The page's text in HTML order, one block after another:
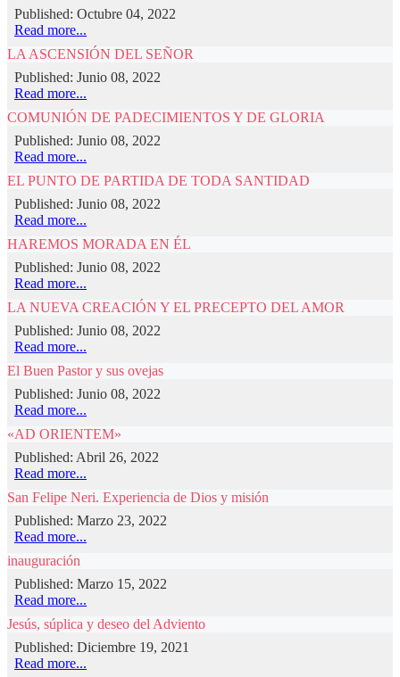
Published: Octubre 04, 2022
Read more...
LA ASCENSIÓN DEL SEÑOR
Published: Junio 08, 2022
Read more...
COMUNIÓN DE PADECIMIENTOS Y DE GLORIA
Published: Junio 08, 2022
Read more...
EL PUNTO DE PARTIDA DE TODA SANTIDAD
Published: Junio 08, 2022
Read more...
HAREMOS MORADA EN ÉL
Published: Junio 08, 2022
Read more...
LA NUEVA CREACIÓN Y EL PRECEPTO DEL AMOR
Published: Junio 08, 2022
Read more...
El Buen Pastor y sus ovejas
Published: Junio 08, 2022
Read more...
«AD ORIENTEM»
Published: Abril 26, 2022
Read more...
San Felipe Neri. Experiencia de Dios y misión
Published: Marzo 23, 2022
Read more...
inauguración
Published: Marzo 15, 2022
Read more...
Jesús, súplica y deseo del Adviento
Published: Diciembre 19, 2021
Read more...